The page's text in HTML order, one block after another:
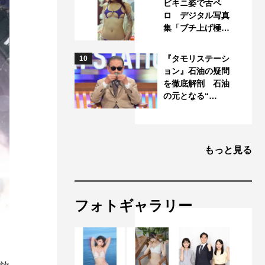
ビキニ姿で舌ペ
ロ デジタル写真
集「ブチ上げ極…
10
『タモリステーシ
ョン』石油の疑問
を徹底解剖 石油
の元となる“…
もっと見る
フォトギャラリー